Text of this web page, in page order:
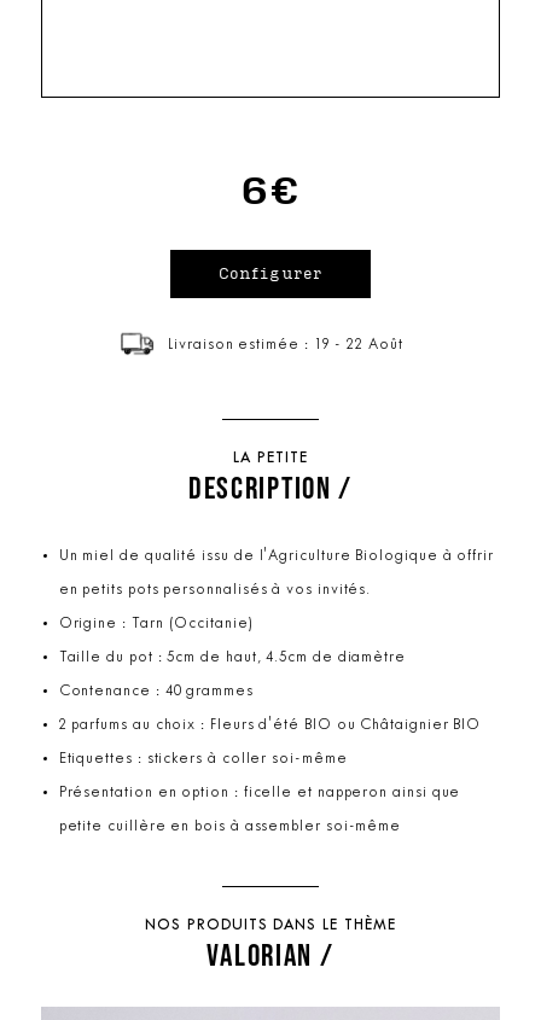
6€
Livraison estimée : 19 - 22 Août
LA PETITE
DESCRIPTION /
Un miel de qualité issu de l'Agriculture Biologique à offrir
en petits pots personnalisés à vos invités.
Origine : Tarn (Occitanie)
Taille du pot : 5cm de haut, 4.5cm de diamètre
Contenance : 40 grammes
2 parfums au choix : Fleurs d'été BIO ou Châtaignier BIO
Etiquettes : stickers à coller soi-même
Présentation en option : ficelle et napperon ainsi que
petite cuillère en bois à assembler soi-même
NOS PRODUITS DANS LE THÈME
VALORIAN /